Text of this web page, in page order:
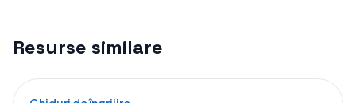
Resurse similare